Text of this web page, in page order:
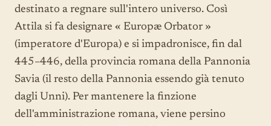
destinato a regnare sull'intero universo. Così
Attila si fa designare « Europæ Orbator »
(imperatore d'Europa) e si impadronisce, fin dal
445–446, della provincia romana della Pannonia
Savia (il resto della Pannonia essendo già tenuto
dagli Unni). Per mantenere la finzione
dell'amministrazione romana, viene persino